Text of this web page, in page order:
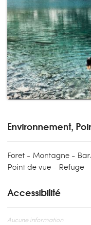
Environnement,
Foret - Montagne -
Point de vue - Refuge
Accessibilité
Aucune information